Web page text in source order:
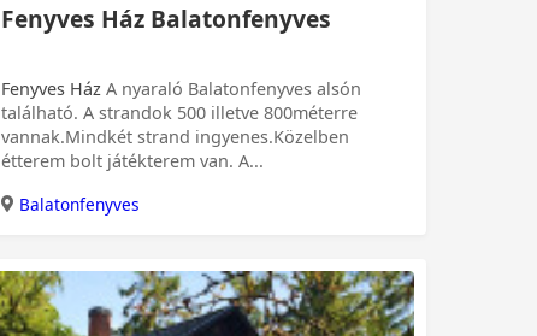
Fenyves Ház Balatonfenyves
Fenyves Ház
található. A strandok 500 illetve 800méterre
vannak.Mindkét strand ingyenes.Közelben
étterem bolt játékterem van. A...
Balatonfenyves